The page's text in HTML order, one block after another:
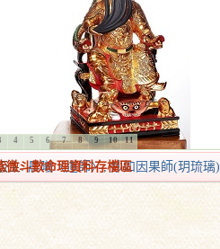
4 5 6 7 8 9 10 11
主:晨曦〈道師〉,妙如因果師(玥琉璃)
微斗數命理資料存檔區